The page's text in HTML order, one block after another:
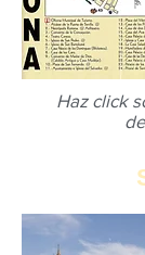
Haz click